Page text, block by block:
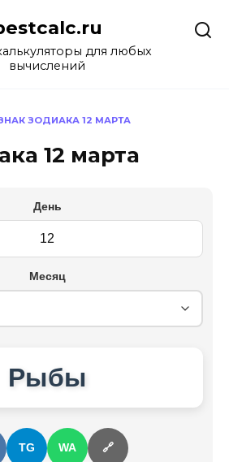
для любых
вычислений
ЗОДИАКА 12 МАРТА
12 марта
День
Месяц
Рыбы
TG WA 🔗